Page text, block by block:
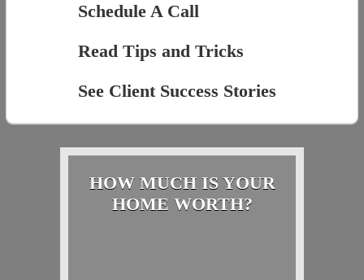
Schedule A Call
Read Tips and Tricks
See Client Success Stories
HOW MUCH IS YOUR
HOME WORTH?